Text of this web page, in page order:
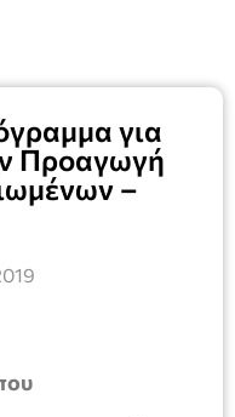
για
Προαγωγή
–